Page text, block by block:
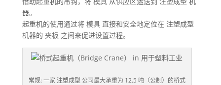
器。
起重机的使用通过将 模具 直接和安全地定位在 注塑成型
机器的 夹板 之间来促进设置过程。
常规: 一家 注塑成型 公司最大承重为 12.5 吨（公制）的桥式